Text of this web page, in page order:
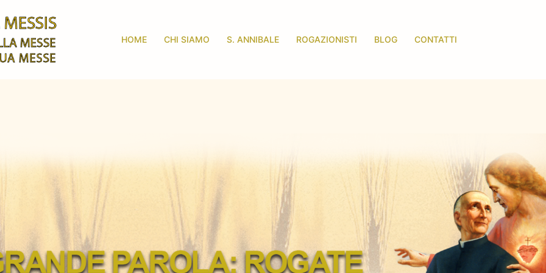
HOME CHI SIAMO S. ANNIBALE ROGAZIONISTI BLOG CONTATTI